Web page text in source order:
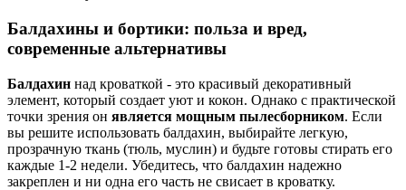
Балдахины и бортики: польза и вред,
современные альтернативы
Балдахин над кроваткой - это красивый декоративный
элемент, который создает уют и кокон. Однако с практической
точки зрения он является мощным пылесборником. Если
вы решите использовать балдахин, выбирайте легкую,
прозрачную ткань (тюль, муслин) и будьте готовы стирать его
каждые 1-2 недели. Убедитесь, что балдахин надежно
закреплен и ни одна его часть не свисает в кроватку.